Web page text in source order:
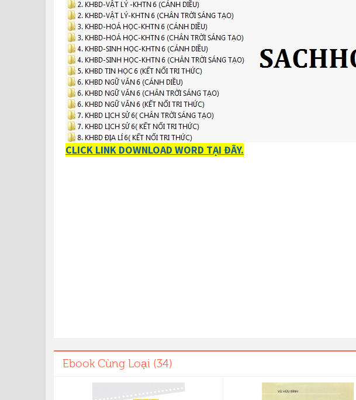
CLICK LINK DOWNLOAD WORD TẠI ĐÂY.
Ebook Cùng Loại (34)